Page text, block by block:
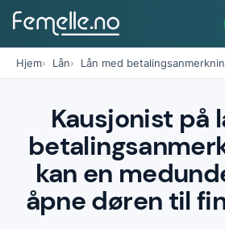
Hjem Lån Lån med
Kausjonist på
kan en
åpne døren til